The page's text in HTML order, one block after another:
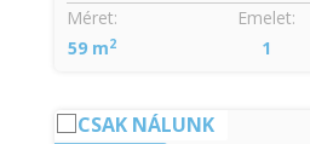
Méret:
59 m2
Emelet:
1
CSAK NÁLUNK